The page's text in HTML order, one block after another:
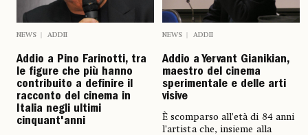
NEWS ADDII
Addio a Pino Farinotti, tra
le figure che più hanno
contribuito a definire il
racconto del cinema in
Italia negli ultimi
cinquant'anni
NEWS ADDII
Addio a Yervant Gianikian,
maestro del cinema
sperimentale e delle arti
visive
È scomparso all’età di 84 anni
l’artista che, insieme alla